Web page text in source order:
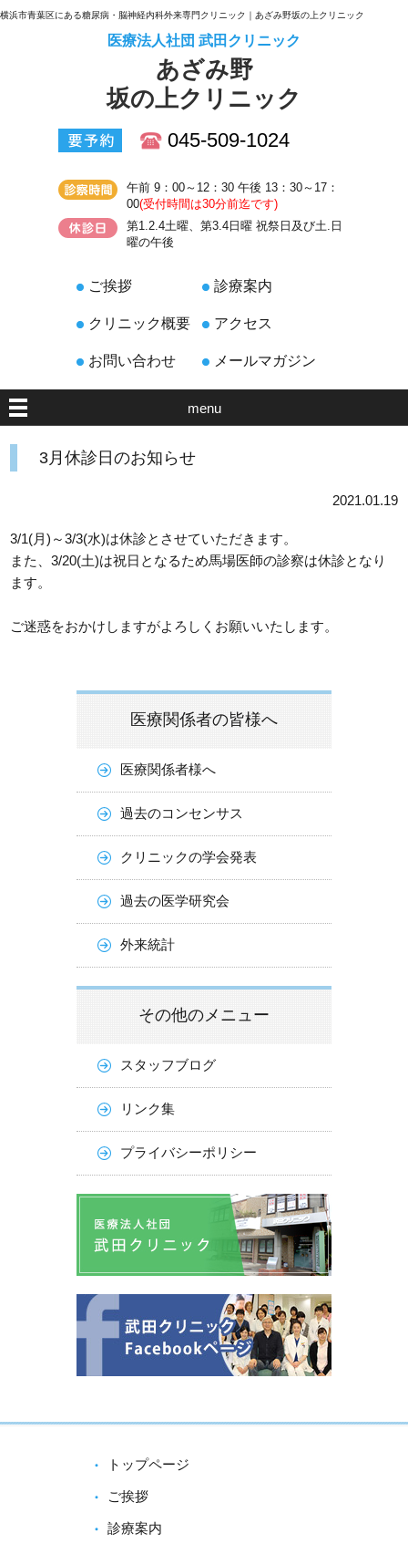
横浜市青葉区にある糖尿病・脳神経内科外来専門クリニック｜あざみ野坂の上クリニック
医療法人社団 武田クリニック
あざみ野
坂の上クリニック
045-509-1024
午前 9：00～12：30 午後 13：30～17：
00(受付時間は30分前迄です)
第1.2.4土曜、第3.4日曜 祝祭日及び土.日
曜の午後
ご挨拶 診療案内
クリニック概要 アクセス
お問い合わせ メールマガジン
menu
3月休診日のお知らせ
2021.01.19
3/1(月)～3/3(水)は休診とさせていただきます。
また、3/20(土)は祝日となるため馬場医師の診察は休診となり
ます。
ご迷惑をおかけしますがよろしくお願いいたします。
医療関係者の皆様へ
医療関係者様へ
過去のコンセンサス
クリニックの学会発表
過去の医学研究会
外来統計
その他のメニュー
スタッフブログ
リンク集
プライバシーポリシー
トップページ
ご挨拶
診療案内